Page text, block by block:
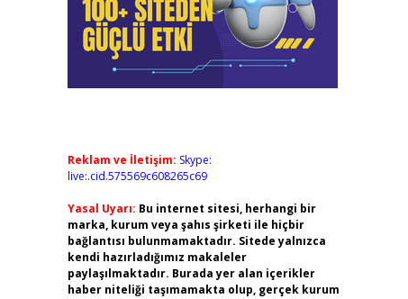
Reklam ve İletişim: Skype:
live:.cid.575569c608265c69
Yasal Uyarı: Bu internet sitesi, herhangi bir
marka, kurum veya şahıs şirketi ile hiçbir
bağlantısı bulunmamaktadır. Sitede yalnızca
kendi hazırladığımız makaleler
paylaşılmaktadır. Burada yer alan içerikler
haber niteliği taşımamakta olup, gerçek kurum